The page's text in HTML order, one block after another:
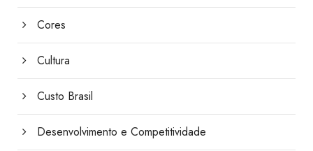
Cores
Cultura
Custo Brasil
Desenvolvimento e Competitividade